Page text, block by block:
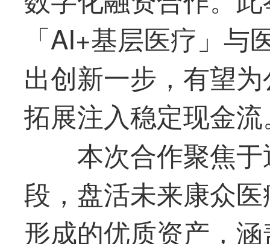
「AI+基层医疗」
出创新一步，有望
拓展注入稳定现金
本次合作聚焦
段，盘活未来康众
形成的优质资产，